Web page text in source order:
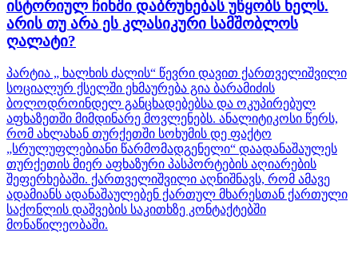
ისტორიულ ჩიხში დაბრუნებას უწყობს ხელს.
არის თუ არა ეს კლასიკური სამშობლოს
ღალატი?
პარტია „ ხალხის ძალის“ წევრი დავით ქართველიშვილი
სოციალურ ქსელში ეხმაურება გია ბარამიძის
ბოლოდროინდელ განცხადებებსა და ოკუპირებულ
აფხაზეთში მიმდინარე მოვლენებს. ანალიტიკოსი წერს,
რომ ახლახან თურქეთში სოხუმის დე ფაქტო
„სრულუფლებიანი წარმომადგენელი“ დაადანაშაულეს
თურქეთის მიერ აფხაზური პასპორტების აღიარების
შეფერხებაში. ქართველიშვილი აღნიშნავს, რომ ამავე
ადამიანს ადანაშაულებენ ქართულ მხარესთან ქართული
საქონლის დაშვების საკითხზე კონტაქტებში
მონაწილეობაში.